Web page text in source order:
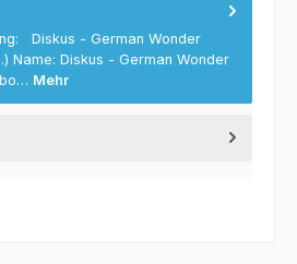
Diskus - German Wonder
Name: Diskus - German Wonder
Mehr